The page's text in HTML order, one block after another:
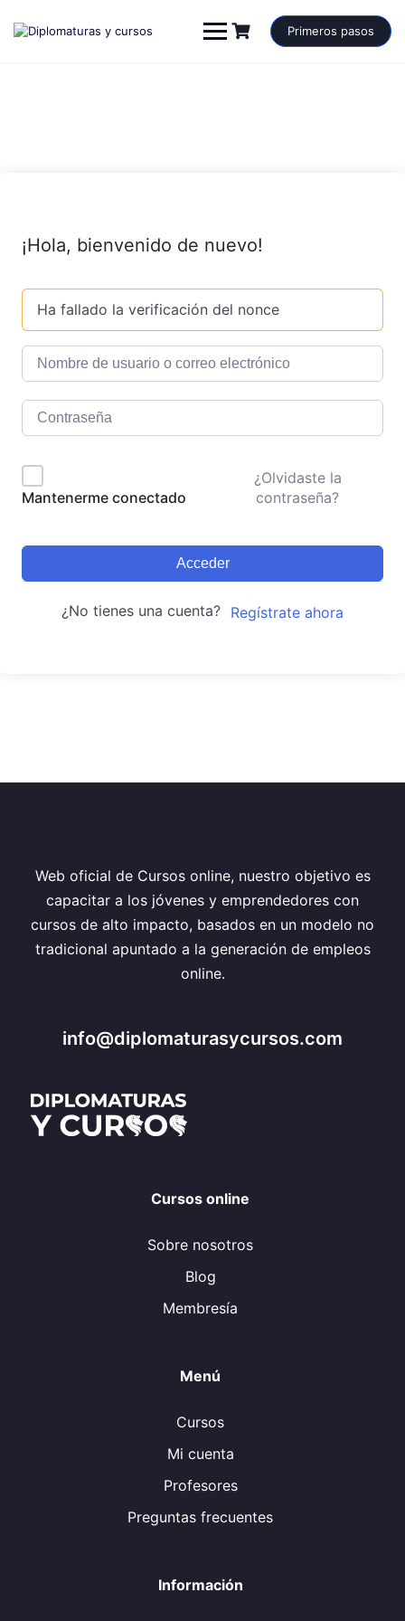
contenido
Primeros pasos
¡Hola, bienvenido de nuevo!
Ha fallado la verificación del nonce
Mantenerme conectado
¿Olvidaste la
contraseña?
Acceder
¿No tienes una cuenta? Regístrate ahora
Web oficial de Cursos online, nuestro objetivo es
capacitar a los jóvenes y emprendedores con
cursos de alto impacto, basados en un modelo no
tradicional apuntado a la generación de empleos
online.
info@diplomaturasycursos.com
Cursos online
Sobre nosotros
Blog
Membresía
Menú
Cursos
Mi cuenta
Profesores
Preguntas frecuentes
Información